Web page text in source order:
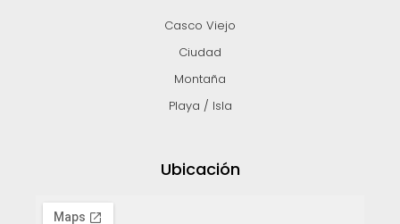
Casco Viejo
Ciudad
Montaña
Playa / Isla
Ubicación